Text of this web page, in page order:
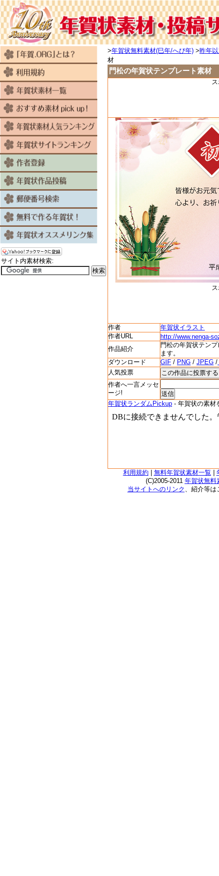
>年賀状無料素材(巳年/へび年) >昨年
材
門松の年賀状テンプレート素材
作者
年賀状イラスト
作者URL
http://www.nenga-
作品紹介
門松の年賀状テン
ます。
ダウンロード
GIF / PNG / JPEG /
人気投票
作者へ一言メッセ
ージ!
年賀状ランダムPickup - 年賀状の素材
サイト内素材検索:
利用規約 無料年賀状素材一覧
(C)2005-2011 年賀状無料
当サイトへのリンク 、紹介等は